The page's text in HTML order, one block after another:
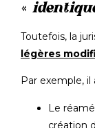
«
Toutefois, la
légères
Par exemple, il
Le
création